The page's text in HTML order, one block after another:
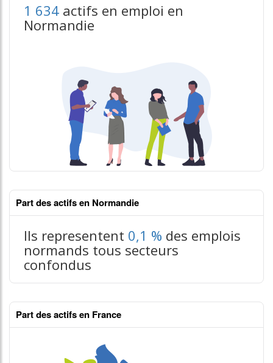
1 634 actifs en emploi en
Normandie
Part des actifs en Normandie
Ils representent 0,1 % des emplois
normands tous secteurs
confondus
Part des actifs en France